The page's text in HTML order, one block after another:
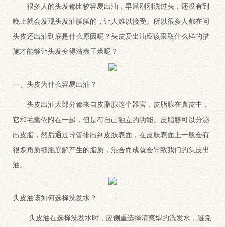
很多人的头发都比较容易出油，早晨刚刚洗过头，还没有到
晚上就会发现头发油腻腻的，让人难以接受。所以很多人都在问
头皮还出油到底是什么原因呢？头皮爱出油应该采取什么样的措
施才能够让头发变得清爽干燥呢？
一、头皮为什么容易出油？
头皮出油大部分都来自皮脂腺这个器官，皮脂腺在真皮中，
它和毛囊依附在一起，但是有自己独立的功能。皮脂腺可以分泌
出皮脂，然后通过导管排出到皮肤表面，在皮肤表面上一般会有
很多角质细胞崩解产生的脂质，混合而成就会导致我们的头皮出
油。
头皮油该如何选择洗发水？
头皮油在选择洗发水时，应侧重选择清爽型的洗发水，避免